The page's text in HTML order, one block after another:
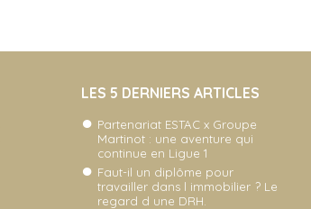
LES 5 DERNIERS ARTICLES
Partenariat ESTAC x Groupe
Martinot : une aventure qui
continue en Ligue 1
Faut-il un diplôme pour
travailler dans l immobilier ? Le
regard d une DRH.